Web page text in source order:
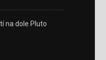
na dole Pluto